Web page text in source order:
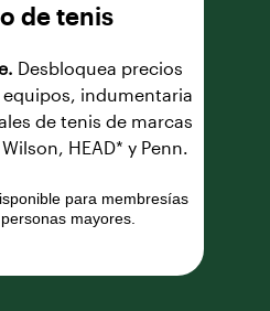
de tenis
Desbloquea precios
indumentaria
de tenis de marcas
HEAD* y Penn.
para membresías
mayores.